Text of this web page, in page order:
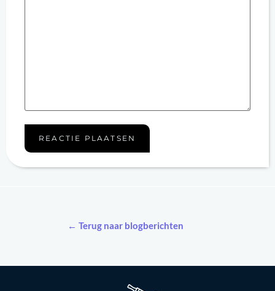
← Terug naar blogberichten